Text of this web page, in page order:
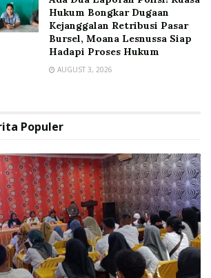
Hukum Bongkar Dugaan
Kejanggalan Retribusi Pasar
Bursel, Moana Lesnussa Siap
Hadapi Proses Hukum
AUGUST 3, 2026
Populer